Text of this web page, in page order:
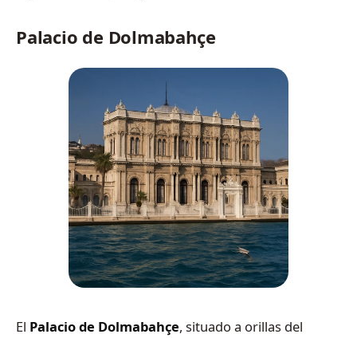
Palacio de Dolmabahçe
El Palacio de Dolmabahçe, situado a orillas del